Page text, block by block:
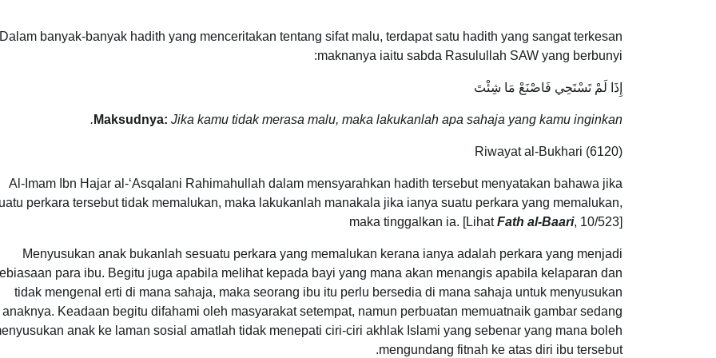
Dalam banyak-banyak hadith yang menceritakan tentang sifat malu, terdapat satu hadith yang sangat terkesan
maknanya iaitu sabda Rasulullah SAW yang berbunyi:
إِذَا لَمْ تَسْتَحِي فَاصْنَعْ مَا شِئْتَ
Maksudnya: Jika kamu tidak merasa malu, maka lakukanlah apa sahaja yang kamu inginkan.
Riwayat al-Bukhari (6120)
Al-Imam Ibn Hajar al-‘Asqalani Rahimahullah dalam mensyarahkan hadith tersebut menyatakan bahawa jika
perkara tersebut tidak memalukan, maka lakukanlah manakala jika ianya suatu perkara yang memalukan,
maka tinggalkan ia. [LihatFath al-Baari, 10/523]
Menyusukan anak bukanlah sesuatu perkara yang memalukan kerana ianya adalah perkara yang menjadi
para ibu. Begitu juga apabila melihat kepada bayi yang mana akan menangis apabila kelaparan dan
tidak mengenal erti di mana sahaja, maka seorang ibu itu perlu bersedia di mana sahaja untuk menyusukan
anaknya. Keadaan begitu difahami oleh masyarakat setempat, namun perbuatan memuatnaik gambar sedang
anak ke laman sosial amatlah tidak menepati ciri-ciri akhlak Islami yang sebenar yang mana boleh
mengundang fitnah ke atas diri ibu tersebut.